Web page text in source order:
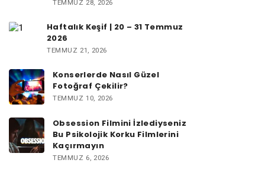
TEMMUZ 28, 2026
Haftalık Keşif | 20 – 31 Temmuz
2026
TEMMUZ 21, 2026
Konserlerde Nasıl Güzel
Fotoğraf Çekilir?
TEMMUZ 10, 2026
Obsession Filmini İzlediyseniz
Bu Psikolojik Korku Filmlerini
Kaçırmayın
TEMMUZ 6, 2026